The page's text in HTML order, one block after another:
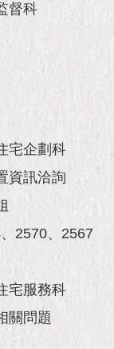
督科
宅企劃科
資訊洽詢
2570、2567
宅服務科
關問題